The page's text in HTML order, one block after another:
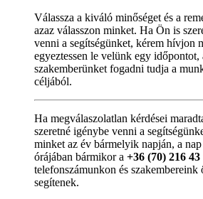
Válassza a kiváló minőséget és a
azaz válasszon minket. Ha Ön is
venni a segítségünket, kérem hívjon
egyeztessen le velünk egy időpontot,
szakemberünket fogadni tudja a
céljából.
Ha megválaszolatlan kérdései
szeretné igénybe venni a
minket az év bármelyik napján, a nap
órájában bármikor a +36 (70) 216 43
telefonszámunkon és szakembereink
segítenek.